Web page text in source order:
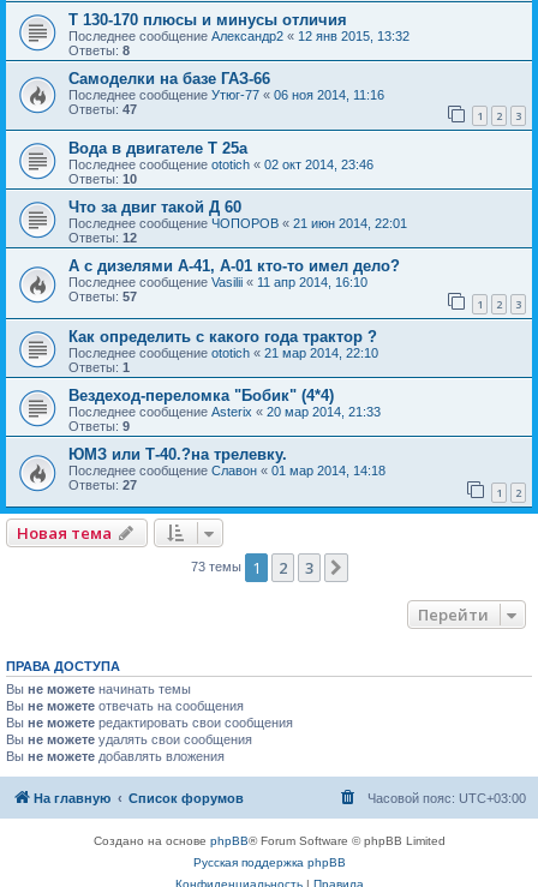
Т 130-170 плюсы и минусы отличия
Последнее сообщение Александр2 « 12 янв 2015, 13:32
Ответы: 8
Самоделки на базе ГАЗ-66
Последнее сообщение Утюг-77 « 06 ноя 2014, 11:16
Ответы: 47 1 2 3
Вода в двигателе Т 25а
Последнее сообщение ototich « 02 окт 2014, 23:46
Ответы: 10
Что за двиг такой Д 60
Последнее сообщение ЧОПОРОВ « 21 июн 2014, 22:01
Ответы: 12
А с дизелями А-41, А-01 кто-то имел дело?
Последнее сообщение Vasilii « 11 апр 2014, 16:10
Ответы: 57 1 2 3
Как определить с какого года трактор ?
Последнее сообщение ototich « 21 мар 2014, 22:10
Ответы: 1
Вездеход-переломка "Бобик" (4*4)
Последнее сообщение Asterix « 20 мар 2014, 21:33
Ответы: 9
ЮМЗ или Т-40.?на трелевку.
Последнее сообщение Славон « 01 мар 2014, 14:18
Ответы: 27 1 2
Новая тема
73 темы 1 2 3
Перейти
ПРАВА ДОСТУПА
Вы не можете начинать темы
Вы не можете отвечать на сообщения
Вы не можете редактировать свои сообщения
Вы не можете удалять свои сообщения
Вы не можете добавлять вложения
На главную Список форумов Часовой пояс: UTC+03:00
Создано на основе phpBB® Forum Software © phpBB Limited
Русская поддержка phpBB
Конфиденциальность| Правила